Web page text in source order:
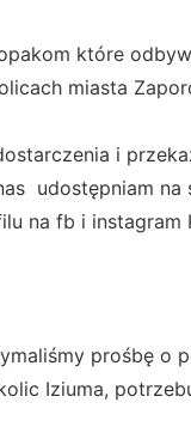
które
miasta
i
udostępniam na
na fb i instagram
prośbę o
Iziuma,